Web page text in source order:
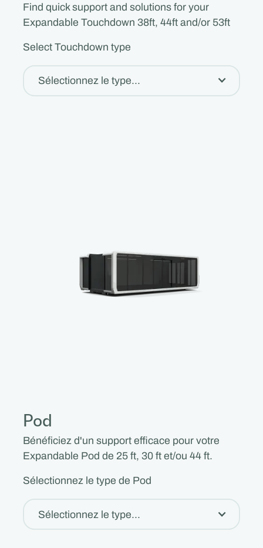
Find quick support and solutions for your
Expandable Touchdown 38ft, 44ft and/or 53ft
Select Touchdown type
Sélectionnez le type...
Pod
Bénéficiez d'un support efficace pour votre
Expandable Pod de 25 ft, 30 ft et/ou 44 ft.
Sélectionnez le type de Pod
Sélectionnez le type...